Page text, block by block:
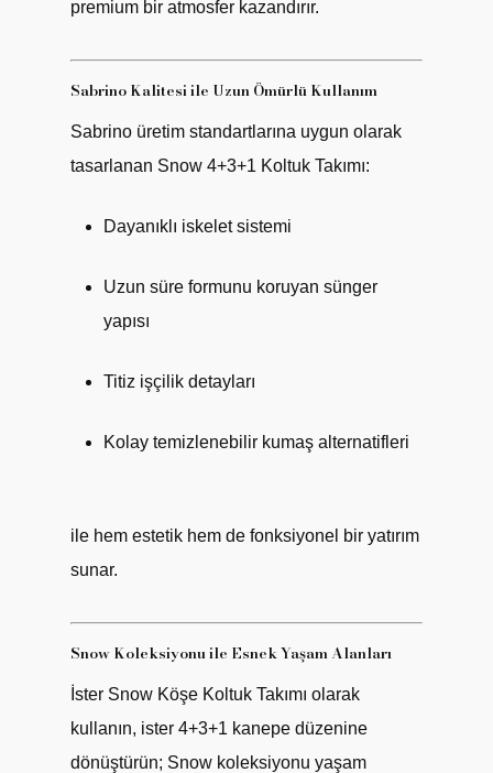
premium bir atmosfer kazandırır.
Sabrino Kalitesi ile Uzun Ömürlü Kullanım
Sabrino üretim standartlarına uygun olarak
tasarlanan Snow 4+3+1 Koltuk Takımı:
Dayanıklı iskelet sistemi
Uzun süre formunu koruyan sünger
yapısı
Titiz işçilik detayları
Kolay temizlenebilir kumaş alternatifleri
ile hem estetik hem de fonksiyonel bir yatırım
sunar.
Snow Koleksiyonu ile Esnek Yaşam Alanları
İster Snow Köşe Koltuk Takımı olarak
kullanın, ister 4+3+1 kanepe düzenine
dönüştürün; Snow koleksiyonu yaşam